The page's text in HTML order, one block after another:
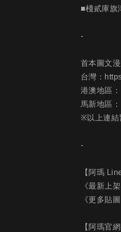
■棧貳庫旗
-
首本圖文
台灣：
港澳地區
馬新地區
※以上連結
-
【阿瑪
《最新上
《更多貼
【阿瑪官